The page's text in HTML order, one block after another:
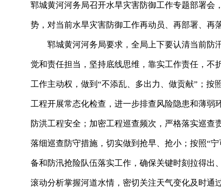
郓城黄河河务局召开水旱灾害防御工作专题部署
势，对当前水旱灾害防御工作再动员、再部署、再
郓城黄河河务局要求，全局上下要认清当前防
觉和责任担当，坚持底线思维，靠实工作责任，
工作主动权，做到“不添乱、多出力、做贡献”；按
工程开展常态化检查，进一步排查风险隐患和薄
防洪工程安全；加密工程巡查频次，严格落实巡
落细巡查防守措施，切实做到抢早、抢小；按照“
备和防汛抢险队伍落实工作，确保关键时刻拉得
滚动分析掌握河道水情，密切关注天气变化及时